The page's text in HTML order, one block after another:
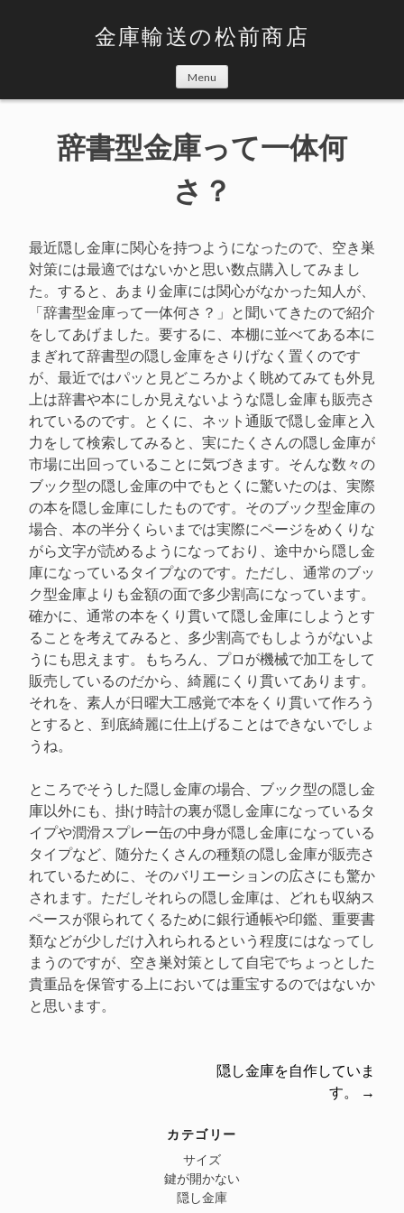
金庫輸送の松前商店
Menu
辞書型金庫って一体何
さ？
最近隠し金庫に関心を持つようになったので、空き巣
対策には最適ではないかと思い数点購入してみまし
た。すると、あまり金庫には関心がなかった知人が、
「辞書型金庫って一体何さ？」と聞いてきたので紹介
をしてあげました。要するに、本棚に並べてある本に
まぎれて辞書型の隠し金庫をさりげなく置くのです
が、最近ではパッと見どころかよく眺めてみても外見
上は辞書や本にしか見えないような隠し金庫も販売さ
れているのです。とくに、ネット通販で隠し金庫と入
力をして検索してみると、実にたくさんの隠し金庫が
市場に出回っていることに気づきます。そんな数々の
ブック型の隠し金庫の中でもとくに驚いたのは、実際
の本を隠し金庫にしたものです。そのブック型金庫の
場合、本の半分くらいまでは実際にページをめくりな
がら文字が読めるようになっており、途中から隠し金
庫になっているタイプなのです。ただし、通常のブッ
ク型金庫よりも金額の面で多少割高になっています。
確かに、通常の本をくり貫いて隠し金庫にしようとす
ることを考えてみると、多少割高でもしようがないよ
うにも思えます。もちろん、プロが機械で加工をして
販売しているのだから、綺麗にくり貫いてあります。
それを、素人が日曜大工感覚で本をくり貫いて作ろう
とすると、到底綺麗に仕上げることはできないでしょ
うね。
ところでそうした隠し金庫の場合、ブック型の隠し金
庫以外にも、掛け時計の裏が隠し金庫になっているタ
イプや潤滑スプレー缶の中身が隠し金庫になっている
タイプなど、随分たくさんの種類の隠し金庫が販売さ
れているために、そのバリエーションの広さにも驚か
されます。ただしそれらの隠し金庫は、どれも収納ス
ペースが限られてくるために銀行通帳や印鑑、重要書
類などが少しだけ入れられるという程度にはなってし
まうのですが、空き巣対策として自宅でちょっとした
貴重品を保管する上においては重宝するのではないか
と思います。
隠し金庫を自作していま
す。
→
カテゴリー
サイズ
鍵が開かない
隠し金庫